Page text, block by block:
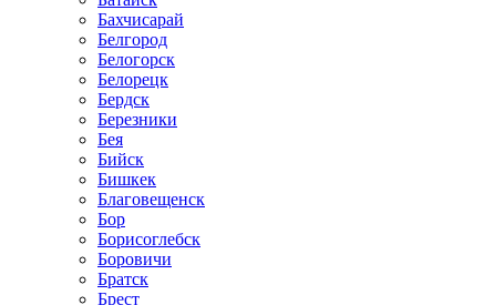
Бахчисарай
Белгород
Белогорск
Белорецк
Бердск
Березники
Бея
Бийск
Бишкек
Благовещенск
Бор
Борисоглебск
Боровичи
Братск
Брест